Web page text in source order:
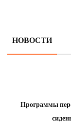
НОВОСТИ
Программы